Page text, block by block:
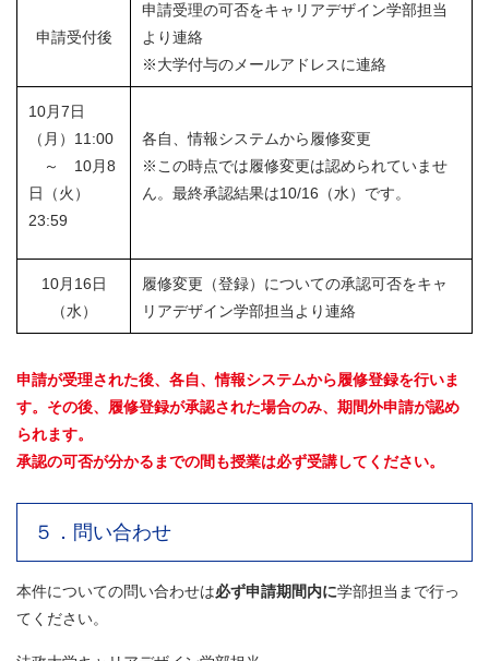
申請受付後
申請受理の可否をキャリアデザイン学部担当
より連絡
※大学付与のメールアドレスに連絡
10月7日
（月）11:00
～ 10月8
日（火）
23:59
各自、情報システムから履修変更
※この時点では履修変更は認められていませ
ん。最終承認結果は10/16（水）です。
10月16日
（水）
履修変更（登録）についての承認可否をキャ
リアデザイン学部担当より連絡
申請が受理された後、各自、情報システムから履修登録を行いま
す。その後、 履修登録が承認された場合のみ、期間外申請が認め
られます。
承認の可否が分かるまでの間も授業は必ず受講してください。
５．問い合わせ
本件についての問い合わせは必ず申請期間内に学部担当まで行っ
てください。